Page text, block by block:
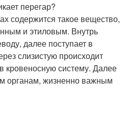
перегар?
содержится такое вещество,
и этиловым. Внутрь
далее поступает в
слизистую происходит
кровеносную систему. Далее
органам, жизненно важным